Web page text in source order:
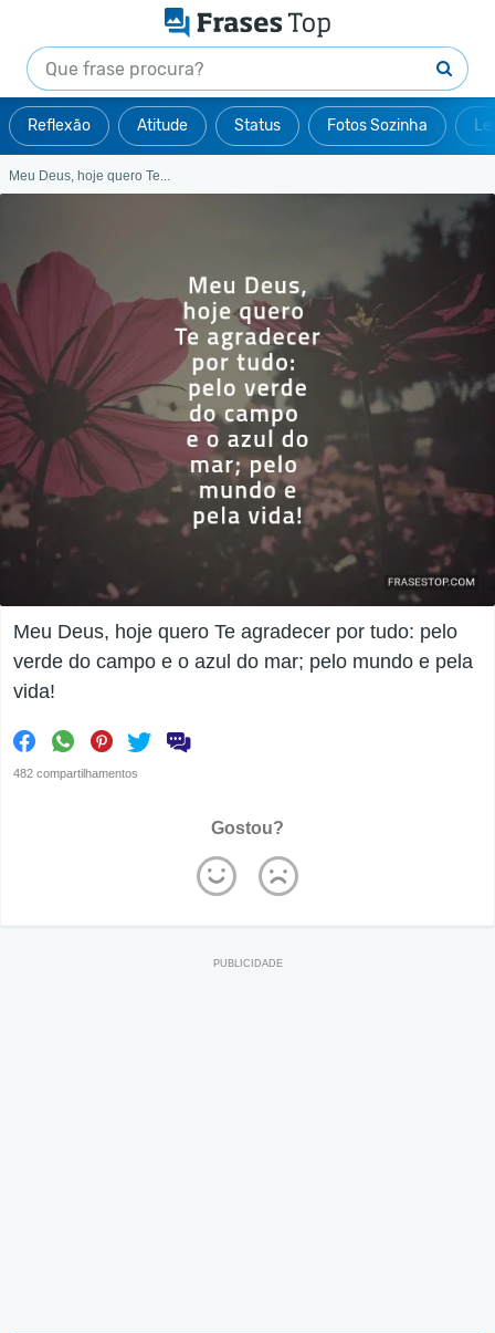
Reflexão Atitude Status Fotos Sozinha
Meu Deus, hoje quero Te...
Meu Deus, hoje quero Te agradecer por tudo: pelo
verde do campo e o azul do mar; pelo mundo e pela
vida!
482 compartilhamentos
Gostou?